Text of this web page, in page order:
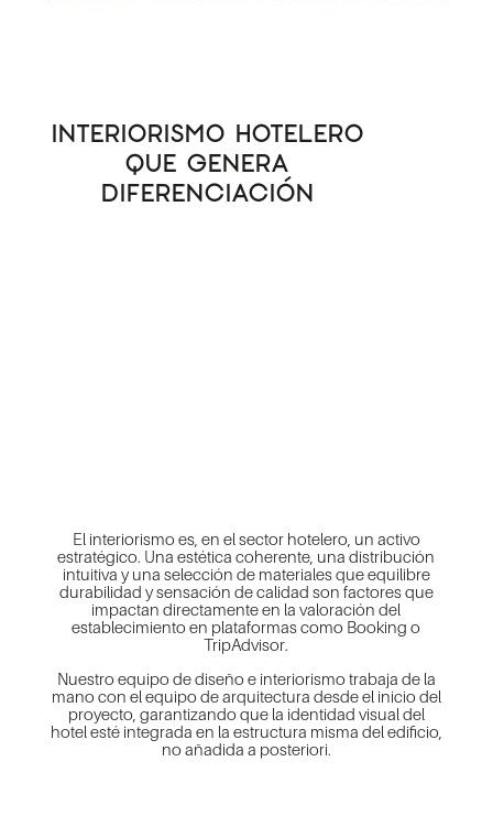
INTERIORISMO HOTELERO
QUE GENERA
DIFERENCIACIÓN
El interiorismo es, en el sector hotelero, un activo
estratégico. Una estética coherente, una distribución
intuitiva y una selección de materiales que equilibre
durabilidad y sensación de calidad son factores que
impactan directamente en la valoración del
establecimiento en plataformas como Booking o
TripAdvisor.
Nuestro equipo de diseño e interiorismo trabaja de la
mano con el equipo de arquitectura desde el inicio del
proyecto, garantizando que la identidad visual del
hotel esté integrada en la estructura misma del edificio,
no añadida a posteriori.